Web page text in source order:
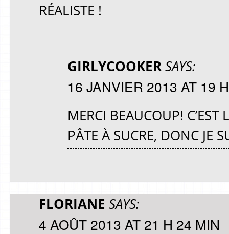
RÉALISTE !
GIRLYCOOKERSAYS:
16 JANVIER 2013 AT 19
MERCI BEAUCOUP! C’EST
PÂTE À SUCRE, DONC JE
FLORIANE SAYS:
4 AOÛT 2013 AT 21 H 24 MIN